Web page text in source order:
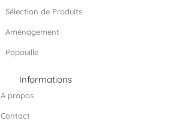
Sélection de Produits
Aménagement
Papouille
Informations
A propos
Contact